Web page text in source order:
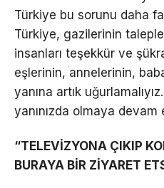
Türkiye bu sorunu daha
Türkiye, gazilerinin
insanları teşekkür ve
eşlerinin, annelerinin,
yanına artık
yanınızda olmaya devam
“TELEVİZYONA ÇIKIP
BURAYA BİR ZİYARET